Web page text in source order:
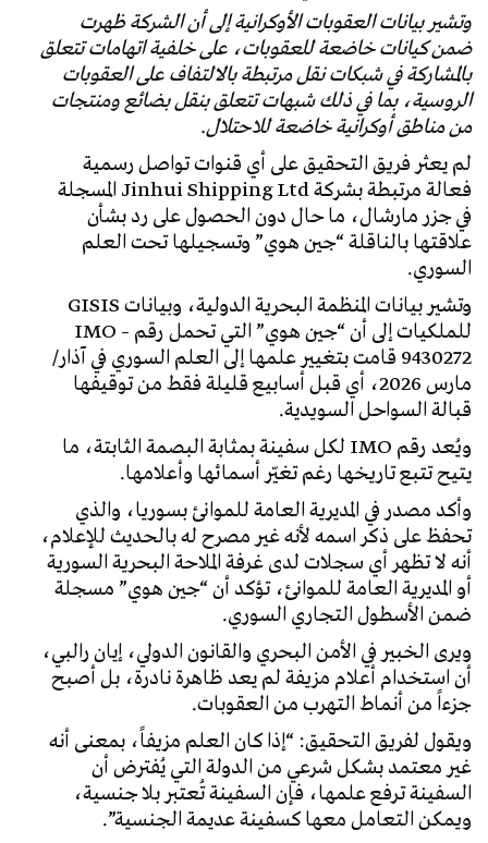
وتشير بيانات العقوبات الأوكرانية إلى أن الشركة ظهرت
ضمن كيانات خاضعة للعقوبات، على خلفية اتهامات تتعلق
بالمشاركة في شبكات نقل مرتبطة بالالتفاف على العقوبات
الروسية، بما في ذلك شبهات تتعلق بنقل بضائع ومنتجات
من مناطق أوكرانية خاضعة للاحتلال.
لم يعثر فريق التحقيق على أي قنوات تواصل رسمية
فعالة مرتبطة بشركة Jinhui Shipping Ltd المسجلة
في جزر مارشال، ما حال دون الحصول على رد بشأن
علاقتها بالناقلة “جين هوي” وتسجيلها تحت العلم
السوري.
وتشير بيانات المنظمة البحرية الدولية، وبيانات GISIS
للملكيات إلى أن “جين هوي” التي تحمل رقم IMO –
9430272 قامت بتغيير علمها إلى العلم السوري في
آذار/
مارس 2026
، أي قبل أسابيع قليلة فقط من توقيفها
قبالة السواحل السويدية.
ويُعد رقم IMO لكل سفينة بمثابة البصمة الثابتة، ما
يتيح تتبع تاريخها رغم تغيّر أسمائها وأعلامها.
وأكد مصدر في المديرية العامة للموانئ بسوريا، والذي
تحفظ على ذكر اسمه لأنه غير مصرح له بالحديث للإعلام،
أنه لا تظهر أي سجلات لدى غرفة الملاحة البحرية السورية
أو المديرية العامة للموانئ، تؤكد أن “جين هوي” مسجلة
ضمن الأسطول التجاري السوري.
ويرى الخبير في الأمن البحري والقانون الدولي، إيان رالبي،
أن استخدام أعلام مزيفة لم يعد ظاهرة نادرة، بل أصبح
جزءاً من أنماط التهرب من العقوبات.
ويقول لفريق التحقيق: “إذا كان العلم مزيفاً، بمعنى أنه
غير معتمد بشكل شرعي من الدولة التي يُفترض أن
السفينة ترفع علمها، فإن السفينة تُعتبر بلا جنسية،
ويمكن التعامل معها كسفينة عديمة الجنسية”.